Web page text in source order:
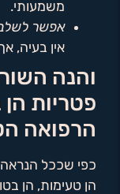
משמעותי.
אפשר לשלב
אין בעיה,
והנה
פטריות
הרפואה
כפי שככל
הן טעימות, הן